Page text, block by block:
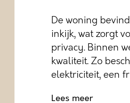
De woning
inkijk, wat zorgt
privacy. Binnen
kwaliteit. Zo
elektriciteit, een
Lees meer